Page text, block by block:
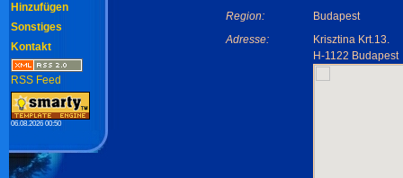
Region:
Budapest
Adresse:
Krisztina Krt.13.
H-1122 Budapest
Hinzufügen
Sonstiges
Kontakt
RSS Feed
06.08.2026 00:50